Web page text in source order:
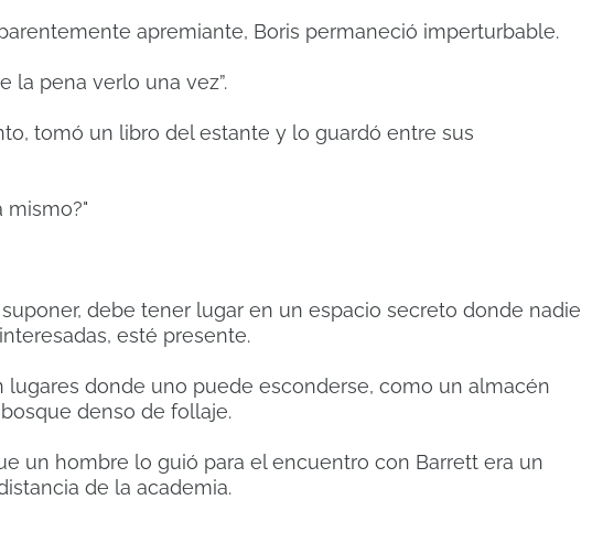
apremiante, Boris permaneció imperturbable.
la pena verlo una vez”.
tomó un libro del estante y lo guardó entre sus
mismo?"
debe tener lugar en un espacio secreto donde nadie
esté presente.
lugares donde uno puede esconderse, como un almacén
denso de follaje.
un hombre lo guió para el encuentro con Barrett era un
de la academia.